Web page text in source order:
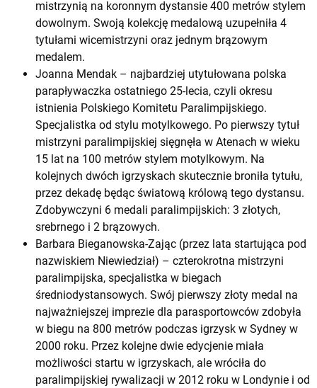
mistrzynią na koronnym dystansie 400 metrów stylem
dowolnym. Swoją kolekcję medalową uzupełniła 4
tytułami wicemistrzyni oraz jednym brązowym
medalem.
Joanna Mendak – najbardziej utytułowana polska
parapływaczka ostatniego 25-lecia, czyli okresu
istnienia Polskiego Komitetu Paralimpijskiego.
Specjalistka od stylu motylkowego. Po pierwszy tytuł
mistrzyni paralimpijskiej sięgnęła w Atenach w wieku
15 lat na 100 metrów stylem motylkowym. Na
kolejnych dwóch igrzyskach skutecznie broniła tytułu,
przez dekadę będąc światową królową tego dystansu.
Zdobywczyni 6 medali paralimpijskich: 3 złotych,
srebrnego i 2 brązowych.
Barbara Bieganowska-Zając (przez lata startująca pod
nazwiskiem Niewiedział) – czterokrotna mistrzyni
paralimpijska, specjalistka w biegach
średniodystansowych. Swój pierwszy złoty medal na
najważniejszej imprezie dla parasportowców zdobyła
w biegu na 800 metrów podczas igrzysk w Sydney w
2000 roku. Przez kolejne dwie edycjenie miała
możliwości startu w igrzyskach, ale wróciła do
paralimpijskiej rywalizacji w 2012 roku w Londynie i od